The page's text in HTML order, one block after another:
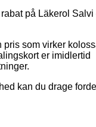
på Läkerol Salvi
pris som virker
er imidlertid
kan du drage